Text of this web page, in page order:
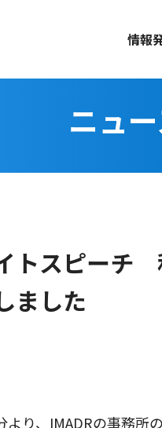
情報
ニュ
トスピーチ
ました
り、IMADRの事務所